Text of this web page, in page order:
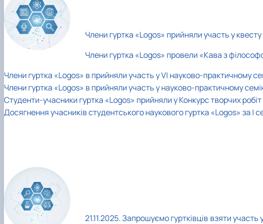
Члени гуртка «Logos» прийняли участь у квесту
Члени гуртка «Logos» провели «Кава з
Члени гуртка «Logos» в прийняли участь у VI науково-практичному
Члени гуртка «Logos» в прийняли участь у науково-практичному
Студенти-учасники гуртка «Logos» прийняли у Конкурс творчих
Досягнення учасників студентського наукового гуртка «Logos» за І
21.11.2025. Запрошуємо гуртківців взяти участь